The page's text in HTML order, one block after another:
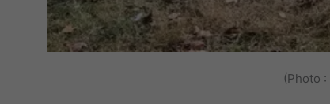
(Photo